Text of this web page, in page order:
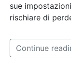
sue
rischiare di
Continue